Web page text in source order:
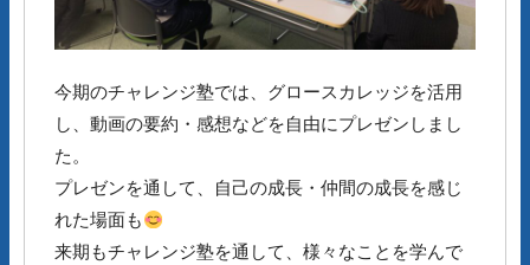
今期のチャレンジ塾では、グロースカレッジを活用
し、動画の要約・感想などを自由にプレゼンしまし
た。
プレゼンを通して、自己の成長・仲間の成長を感じ
れた場面も
来期もチャレンジ塾を通して、様々なことを学んで